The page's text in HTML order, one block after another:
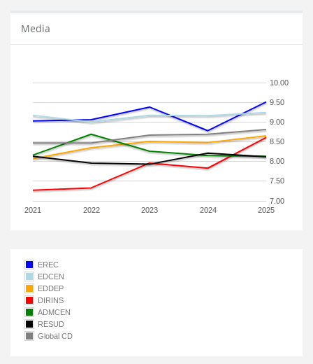
Media
2021 2022 2023 2024 2025
7.00
7.50
8.00
8.50
9.00
9.50
10.00
EREC
EDCEN
EDDEP
DIRINS
ADMCEN
RESUD
Global CD